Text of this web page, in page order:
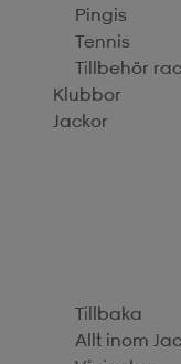
Pingis
Tennis
Tillbehör
Klubbor
Jackor
Tillbaka
Allt inom